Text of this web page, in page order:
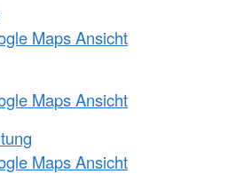
Maps Ansicht
Maps Ansicht
Maps Ansicht